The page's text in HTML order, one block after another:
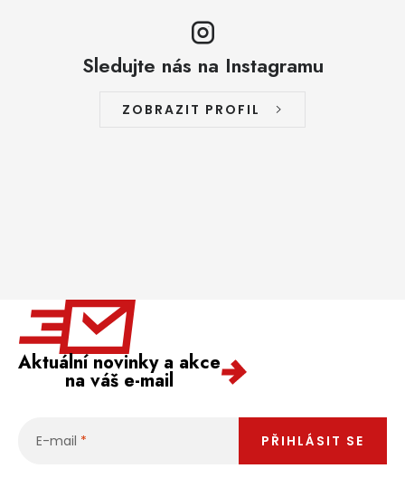
Sledujte nás na Instagramu
ZOBRAZIT PROFIL
Aktuální novinky a akce
na váš e-mail
E-mail PŘIHLÁSIT SE